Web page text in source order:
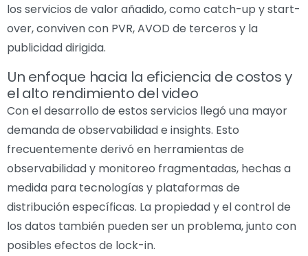
los servicios de valor añadido, como catch-up y start-
over, conviven con PVR, AVOD de terceros y la
publicidad dirigida.
Un enfoque hacia la eficiencia de costos y
el alto rendimiento del video
Con el desarrollo de estos servicios llegó una mayor
demanda de observabilidad e insights. Esto
frecuentemente derivó en herramientas de
observabilidad y monitoreo fragmentadas, hechas a
medida para tecnologías y plataformas de
distribución específicas. La propiedad y el control de
los datos también pueden ser un problema, junto con
posibles efectos de lock-in.